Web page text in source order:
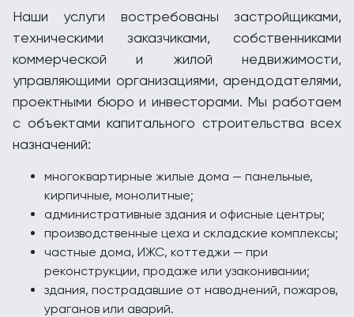
Наши услуги востребованы застройщиками,
техническими заказчиками, собственниками
коммерческой и жилой недвижимости,
управляющими организациями, арендодателями,
проектными бюро и инвесторами. Мы работаем
с объектами капитального строительства всех
назначений:
многоквартирные жилые дома — панельные,
кирпичные, монолитные;
административные здания и офисные центры;
производственные цеха и складские комплексы;
частные дома, ИЖС, коттеджи — при
реконструкции, продаже или узаконивании;
здания, пострадавшие от наводнений, пожаров,
ураганов или аварий.